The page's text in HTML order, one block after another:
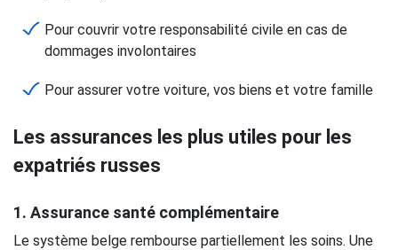
Pour couvrir votre responsabilité civile en cas de
dommages involontaires
Pour assurer votre voiture, vos biens et votre famille
Les assurances les plus utiles pour les
expatriés russes
1. Assurance santé complémentaire
Le système belge rembourse partiellement les soins. Une